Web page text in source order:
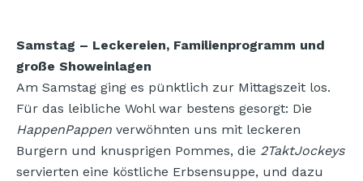
Samstag – Leckereien, Familienprogramm und
große Showeinlagen
Am Samstag ging es pünktlich zur Mittagszeit los.
Für das leibliche Wohl war bestens gesorgt: Die
HappenPappen verwöhnten uns mit leckeren
Burgern und knusprigen Pommes, die 2TaktJockeys
servierten eine köstliche Erbsensuppe, und dazu